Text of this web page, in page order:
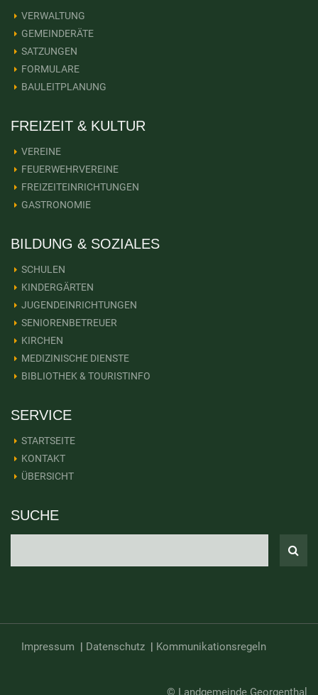
VERWALTUNG
GEMEINDERÄTE
SATZUNGEN
FORMULARE
BAULEITPLANUNG
FREIZEIT & KULTUR
VEREINE
FEUERWEHRVEREINE
FREIZEITEINRICHTUNGEN
GASTRONOMIE
BILDUNG & SOZIALES
SCHULEN
KINDERGÄRTEN
JUGENDEINRICHTUNGEN
SENIORENBETREUER
KIRCHEN
MEDIZINISCHE DIENSTE
BIBLIOTHEK & TOURISTINFO
SERVICE
STARTSEITE
KONTAKT
ÜBERSICHT
SUCHE
Impressum | Datenschutz | Kommunikationsregeln
© Landgemeinde Georgenthal